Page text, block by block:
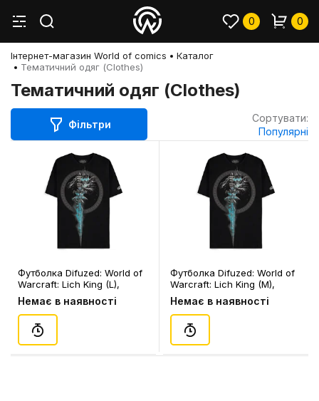
0 0
Інтернет-магазин World of comics
Каталог
Тематичний одяг (Clothes)
Тематичний одяг (Clothes)
Фільтри
Сортувати:
Популярні
Футболка Difuzed: World of
Warcraft: Lich King (L),
(398069)
Немає в наявності
Футболка Difuzed: World of
Warcraft: Lich King (M),
(398052)
Немає в наявності